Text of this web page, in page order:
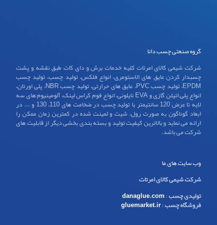
گروه صنعتی چسب دانا
شرکت شیمی کالای امرتات کلیه خدمات برش و دای کات طبق نقشه و پشت
چسبدار کردن عایق های الاستومری، انواع فلکس، تولید چسب، تولید چسب
EPDM، تولید چسب PVC، عایق های حرارتی، تولید چسب NBR، پلی اورتان،
انواع پلی اتیلن گازی و EVA نایلونی، انواع فوم کراس لینک، آلومینیوم های سه
لایه تا عرض 120 سانتیمتر با تولید چسب در ضخامت های 110، 130 و ... در
ابعاد گوناگون به صورت رول، شیت و لمینت شده در کمترین زمان ممکن را
ارائه می نماید و بالاترین کیفیت تولید و بسته بندی بخشی دیگر از قابلیت های
شرکت می باشد.
وب سایت های ما
شرکت شیمی کالای امرتات
تولیدی چسب:
danaglue.com
فروشگاه چسب:
gluemarket.ir